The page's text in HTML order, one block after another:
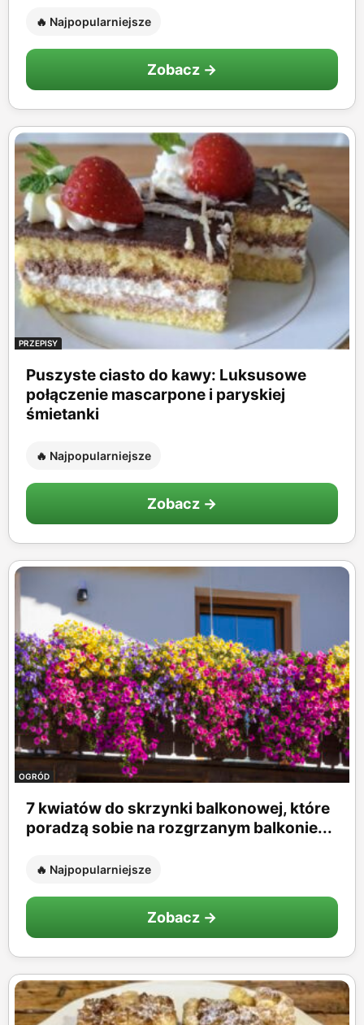
🔥 Najpopularniejsze
Zobacz →
PRZEPISY
Puszyste ciasto do kawy: Luksusowe
połączenie mascarpone i paryskiej
śmietanki
🔥 Najpopularniejsze
Zobacz →
OGRÓD
7 kwiatów do skrzynki balkonowej, które
poradzą sobie na rozgrzanym balkonie...
🔥 Najpopularniejsze
Zobacz →